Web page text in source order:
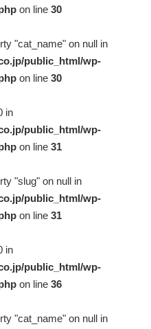
on line30
"cat_name" on null in
public_html/wp-
on line30
in
public_html/wp-
on line31
"slug" on null in
public_html/wp-
on line31
in
public_html/wp-
on line36
"cat_name" on null in